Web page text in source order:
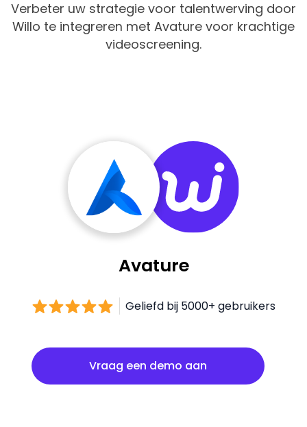
Verbeter uw strategie voor talentwerving door
Willo te integreren met Avature voor krachtige
videoscreening.
Avature
Geliefd bij 5000+ gebruikers
Vraag een demo aan